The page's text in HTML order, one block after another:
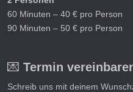
60 Minuten – 40 € pro Person
90 Minuten – 50 € pro Person
💌 Termin
Schreib uns mit deinem